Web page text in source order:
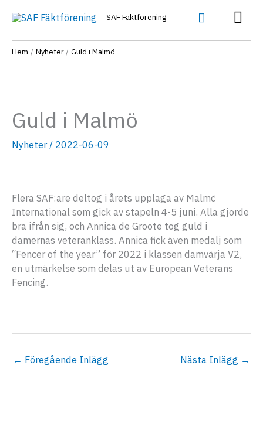
SAF Fäktförening Sök
Hem Nyheter Guld i Malmö
Guld i Malmö
Nyheter/ 2022-06-09
Flera SAF:are deltog i årets upplaga av Malmö
International som gick av stapeln 4-5 juni. Alla gjorde
bra ifrån sig, och Annica de Groote tog guld i
damernas veteranklass. Annica fick även medalj som
“Fencer of the year” för 2022 i klassen damvärja V2,
en utmärkelse som delas ut av European Veterans
Fencing.
← Föregående Inlägg Nästa Inlägg →